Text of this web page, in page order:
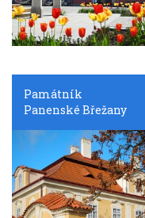
Památník
Panenské Břežany